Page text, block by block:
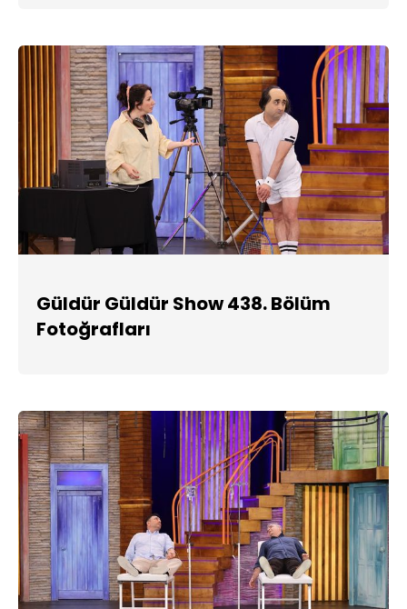
Güldür Güldür Show 438. Bölüm
Fotoğrafları